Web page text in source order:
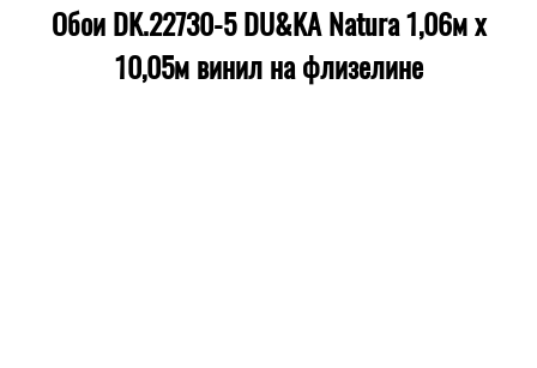
Обои DK.22730-5 DU&KA Natura 1,06м х
10,05м винил на флизелине